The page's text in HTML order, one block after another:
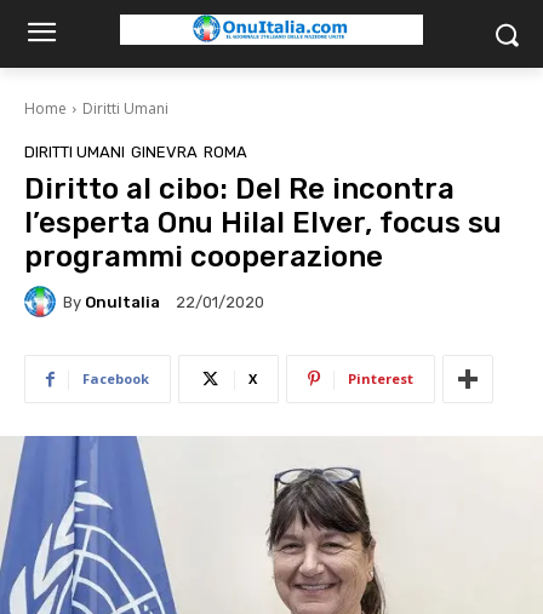
Home Diritti Umani
DIRITTI UMANI GINEVRA ROMA
Diritto al cibo: Del Re incontra
l’esperta Onu Hilal Elver, focus su
programmi cooperazione
By OnuItalia 22/01/2020
Facebook X Pinterest